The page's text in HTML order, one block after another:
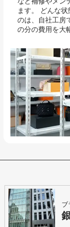
ます。 どんな
のは、自社工房
の分の費用を大
ブ